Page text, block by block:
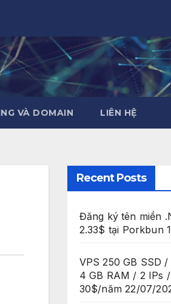
VÀ DOMAIN LIÊN HỆ
Recent Posts
Đăng ký tên miền
2.33$ tại Porkbun
VPS 250 GB SSD
4 GB RAM / 2 IPs
30$/năm 22/07/